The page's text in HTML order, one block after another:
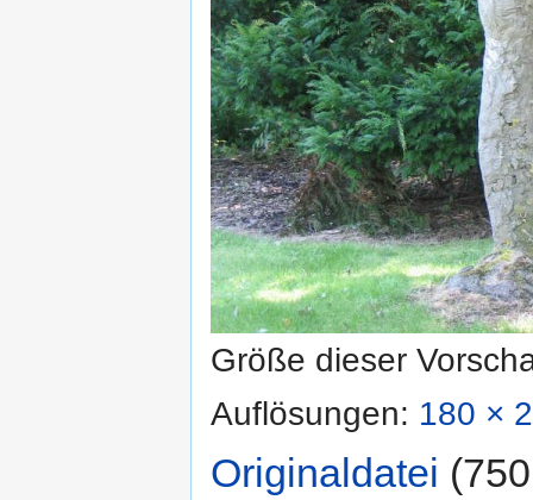
Größe dieser
Auflösungen: 180 ×
Originaldatei